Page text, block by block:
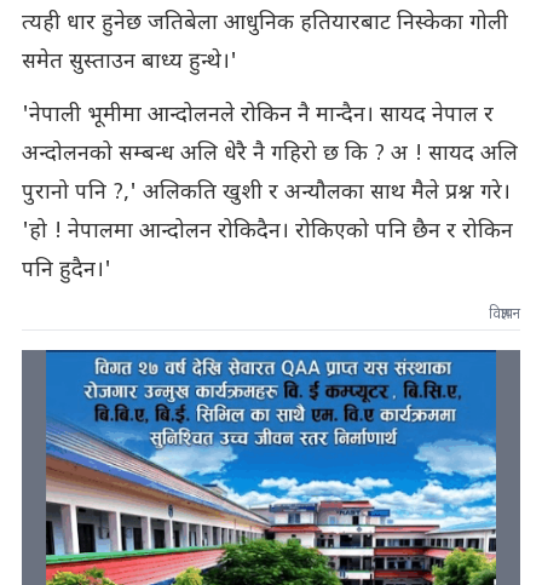
त्यही धार हुनेछ जतिबेला आधुनिक हतियारबाट निस्केका गोली
समेत सुस्ताउन बाध्य हुन्थे।'
'नेपाली भूमीमा आन्दोलनले रोकिन नै मान्दैन। सायद नेपाल र
अन्दोलनको सम्बन्ध अलि धेरै नै गहिरो छ कि ? अ ! सायद अलि
पुरानो पनि ?,' अलिकति खुशी र अन्यौलका साथ मैले प्रश्न गरे।
'हो ! नेपालमा आन्दोलन रोकिदैन। रोकिएको पनि छैन र रोकिन
पनि हुदैन।'
विज्ञापन